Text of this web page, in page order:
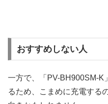
おすすめしない人
一方で、「PV-BH900SM-K
るため、こまめに充電する